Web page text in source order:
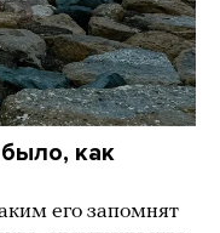
как
его запомнят